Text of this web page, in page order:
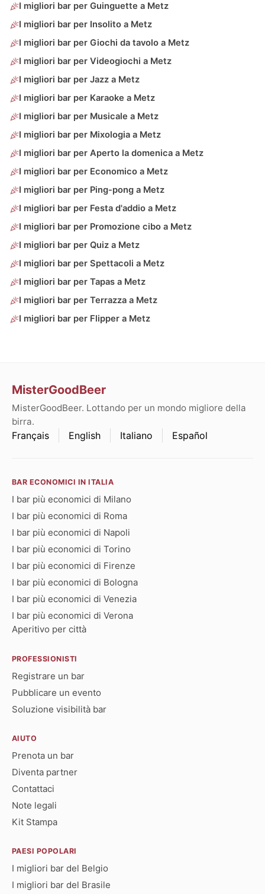
I migliori bar per Guinguette a Metz
I migliori bar per Insolito a Metz
I migliori bar per Giochi da tavolo a Metz
I migliori bar per Videogiochi a Metz
I migliori bar per Jazz a Metz
I migliori bar per Karaoke a Metz
I migliori bar per Musicale a Metz
I migliori bar per Mixologia a Metz
I migliori bar per Aperto la domenica a Metz
I migliori bar per Economico a Metz
I migliori bar per Ping-pong a Metz
I migliori bar per Festa d'addio a Metz
I migliori bar per Promozione cibo a Metz
I migliori bar per Quiz a Metz
I migliori bar per Spettacoli a Metz
I migliori bar per Tapas a Metz
I migliori bar per Terrazza a Metz
I migliori bar per Flipper a Metz
MisterGoodBeer
MisterGoodBeer. Lottando per un mondo migliore della
birra.
Français English Italiano Español
BAR ECONOMICI IN ITALIA
I bar più economici di Milano
I bar più economici di Roma
I bar più economici di Napoli
I bar più economici di Torino
I bar più economici di Firenze
I bar più economici di Bologna
I bar più economici di Venezia
I bar più economici di Verona
Aperitivo per città
PROFESSIONISTI
Registrare un bar
Pubblicare un evento
Soluzione visibilità bar
AIUTO
Prenota un bar
Diventa partner
Contattaci
Note legali
Kit Stampa
PAESI POPOLARI
I migliori bar del Belgio
I migliori bar del Brasile